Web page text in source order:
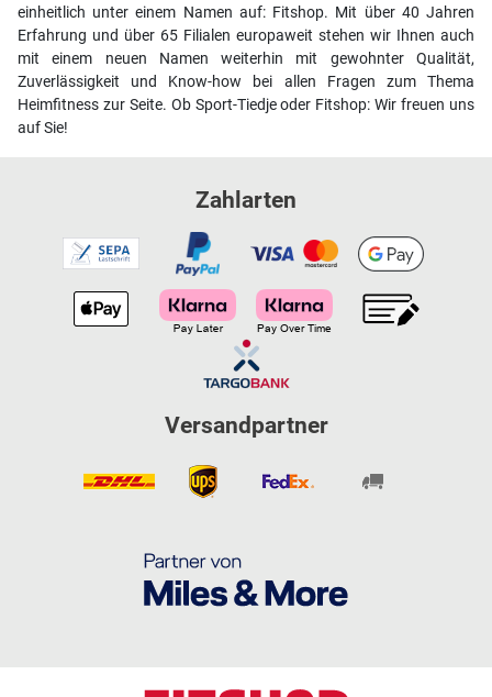
einheitlich unter einem Namen auf: Fitshop. Mit über 40 Jahren
Erfahrung und über 65 Filialen europaweit stehen wir Ihnen auch
mit einem neuen Namen weiterhin mit gewohnter Qualität,
Zuverlässigkeit und Know-how bei allen Fragen zum Thema
Heimfitness zur Seite. Ob Sport-Tiedje oder Fitshop: Wir freuen uns
auf Sie!
Zahlarten
Versandpartner